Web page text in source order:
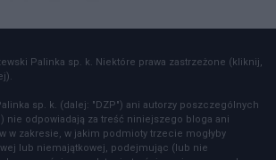
Palinka sp. k. Niektóre prawa zastrzeżone (kliknij,
sp. k. (dalej: "DZP") ani autorzy poszczególnych
nie odpowiadają za treść niniejszego bloga ani
w zakresie, w jakim podmioty trzecie mogłyby
lub niemajątkowej, podejmując (lub nie